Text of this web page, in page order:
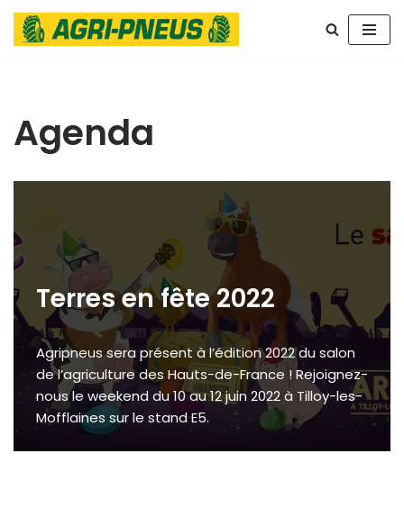
Aller
Agenda
Terres en fête 2022
Agripneus sera présent à l’édition 2022 du salon
de l’agriculture des Hauts-de-France ! Rejoignez-
nous le weekend du 10 au 12 juin 2022 à Tilloy-les-
Mofflaines sur le stand E5.